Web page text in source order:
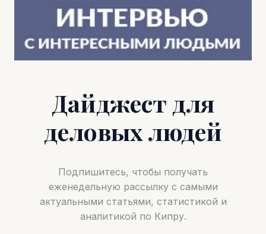
Дайджест для
деловых людей
Подпишитесь, чтобы получать
еженедельную рассылку с самыми
актуальными статьями, статистикой и
аналитикой по Кипру.